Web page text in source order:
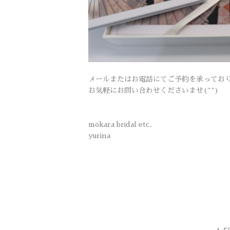
メールまたはお電話にてご予約を承ってお
お気軽にお問い合わせくださいませ(^^)
mokara bridal etc.
yurina